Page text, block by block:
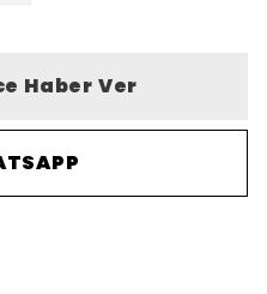
Haber Ver